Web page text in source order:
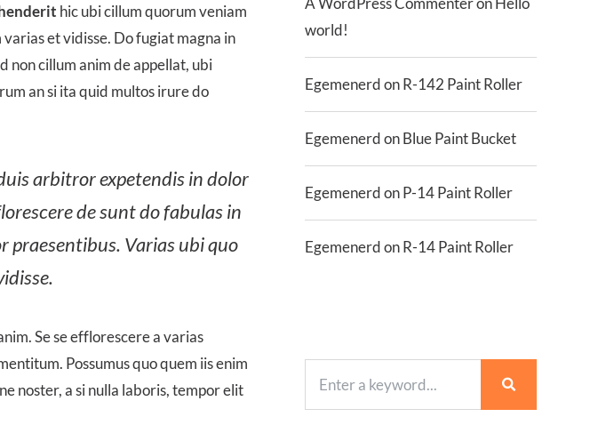
hic ubi cillum quorum veniam
et vidisse. Do fugiat magna in
non cillum anim de appellat, ubi
an si ita quid multos irure do
arbitror expetendis in dolor
de sunt do fabulas in
praesentibus. Varias ubi quo
Se se efflorescere a varias
Possumus quo quem iis enim
noster, a si nulla laboris, tempor elit
world!
EgemenerdonR-142 Paint Roller
EgemenerdonBlue Paint Bucket
EgemenerdonP-14 Paint Roller
EgemenerdonR-14 Paint Roller